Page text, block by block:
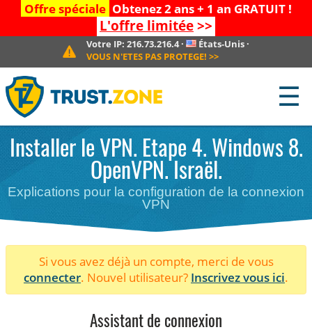
Offre spéciale Obtenez 2 ans + 1 an GRATUIT !
L'offre limitée>>
Votre IP: 216.73.216.4· États-Unis ·
VOUS N'ETES PAS PROTEGE! >>
☰
Installer le VPN. Etape 4. Windows 8.
OpenVPN. Israël.
Explications pour la configuration de la connexion
VPN
Si vous avez déjà un compte, merci de vous
connecter. Nouvel utilisateur? Inscrivez vous ici.
Assistant de connexion